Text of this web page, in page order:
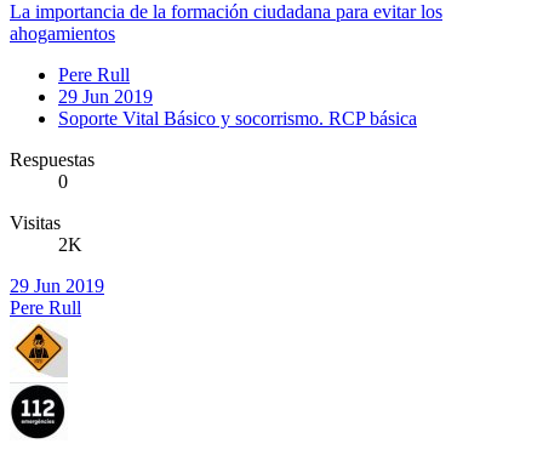
La importancia de la formación ciudadana para evitar los
ahogamientos
Pere Rull
29 Jun 2019
Soporte Vital Básico y socorrismo. RCP básica
Respuestas
0
Visitas
2K
29 Jun 2019
Pere Rull